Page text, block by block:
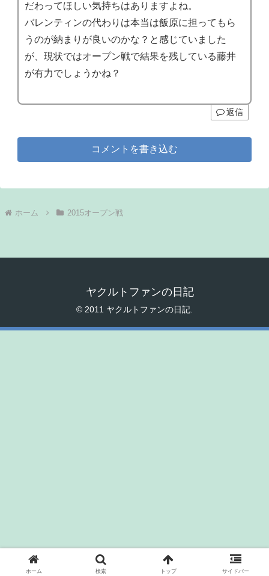
だわってほしい気持ちはありますよね。
バレンティンの代わりは本当は飯原に担ってもら
うのが納まりが良いのかな？と感じていました
が、現状ではオープン戦で結果を残している藤井
が有力でしょうかね？
返信
コメントを書き込む
ホーム 2015オープン戦
ヤクルトファンの日記
© 2011 ヤクルトファンの日記.
ホーム 検索 トップ サイドバー